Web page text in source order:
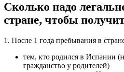
Сколько надо
стране, чтобы
1. После 1 года пребывания в
тем, кто родился в Испании
гражданство у родителей)